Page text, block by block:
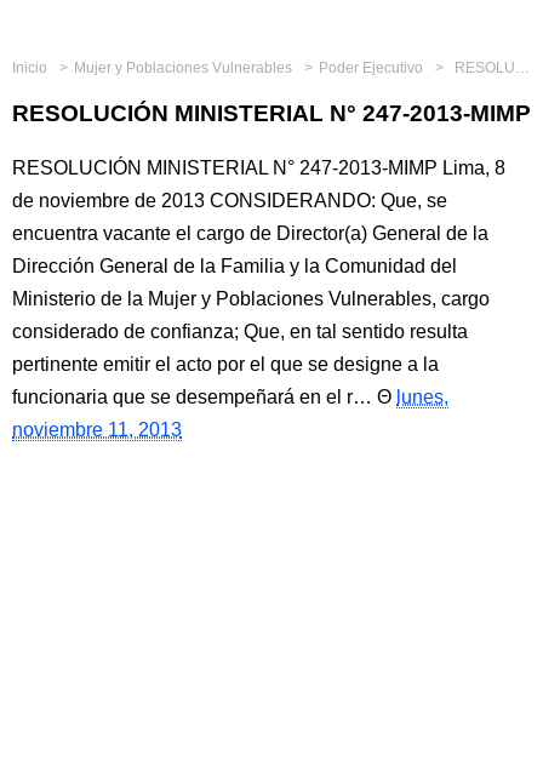
Inicio Mujer y Poblaciones Vulnerables Poder Ejecutivo RESOLUCIÓN MINISTERIAL N° 247-2013-MIMP
RESOLUCIÓN MINISTERIAL N° 247-2013-MIMP
RESOLUCIÓN MINISTERIAL N° 247-2013-MIMP Lima, 8
de noviembre de 2013 CONSIDERANDO: Que, se
encuentra vacante el cargo de Director(a) General de la
Dirección General de la Familia y la Comunidad del
Ministerio de la Mujer y Poblaciones Vulnerables, cargo
considerado de confianza; Que, en tal sentido resulta
pertinente emitir el acto por el que se designe a la
funcionaria que se desempeñará en el r…
lunes,
noviembre 11, 2013